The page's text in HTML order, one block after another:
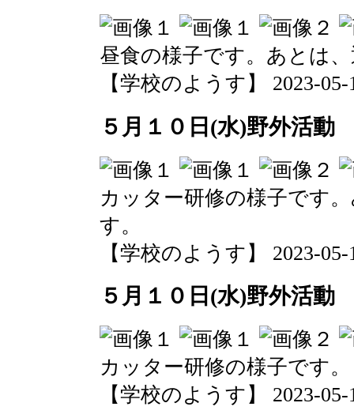
昼食の様子です。あとは
【学校のようす】 2023-05-
５月１０日(水)野外活動
カッター研修の様子です
す。
【学校のようす】 2023-05-
５月１０日(水)野外活動
カッター研修の様子です。
【学校のようす】 2023-05-